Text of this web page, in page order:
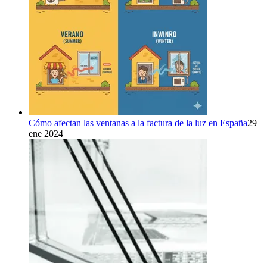
Cómo afectan las ventanas a la factura de la luz en España29
ene 2024